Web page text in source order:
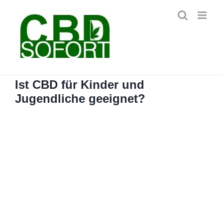
springen
Ist CBD für Kinder und
Jugendliche geeignet?